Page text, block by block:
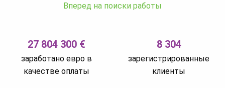
Вперед на поиски работы
27 804 300 €
заработано евро в
качестве оплаты
8 304
зарегистрированные
клиенты